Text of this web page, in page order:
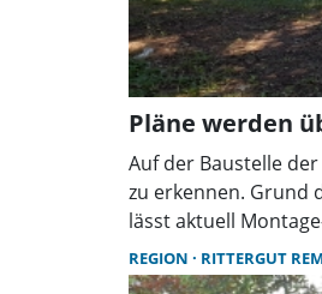
Pläne werden
Auf der Baustelle
zu erkennen. Grund
lässt aktuell
Folgen für den
REGION RITTERGUT